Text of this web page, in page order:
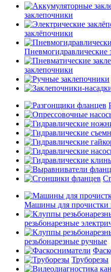
заклепочники
заклёпочники
Пневмогидравлические
заклепочники
Машины для прочистки
резьбонарезные
резьбонарезные ручные
Труборезы